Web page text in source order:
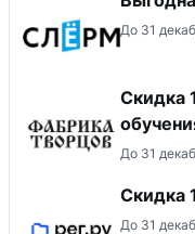
До 31
Скидка
До 31
Скидка
До 31